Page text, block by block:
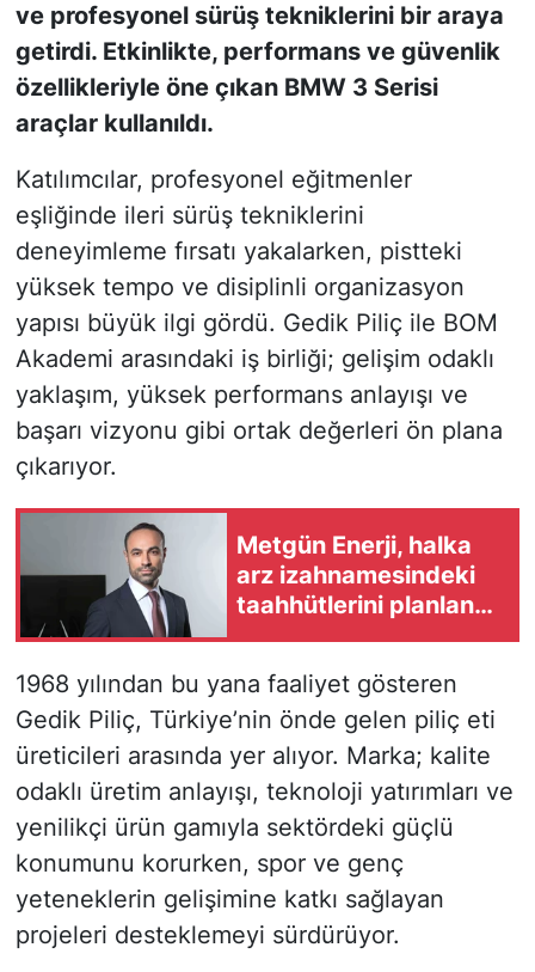
ve profesyonel sürüş tekniklerini bir araya
getirdi. Etkinlikte, performans ve güvenlik
özellikleriyle öne çıkan BMW 3 Serisi
araçlar kullanıldı.
Katılımcılar, profesyonel eğitmenler
eşliğinde ileri sürüş tekniklerini
deneyimleme fırsatı yakalarken, pistteki
yüksek tempo ve disiplinli organizasyon
yapısı büyük ilgi gördü. Gedik Piliç ile BOM
Akademi arasındaki iş birliği; gelişim odaklı
yaklaşım, yüksek performans anlayışı ve
başarı vizyonu gibi ortak değerleri ön plana
çıkarıyor.
Metgün Enerji, halka
arz izahnamesindeki
taahhütlerini planlanan
1968 yılından bu yana faaliyet gösteren
Gedik Piliç, Türkiye’nin önde gelen piliç eti
üreticileri arasında yer alıyor. Marka; kalite
odaklı üretim anlayışı, teknoloji yatırımları ve
yenilikçi ürün gamıyla sektördeki güçlü
konumunu korurken, spor ve genç
yeteneklerin gelişimine katkı sağlayan
projeleri desteklemeyi sürdürüyor.